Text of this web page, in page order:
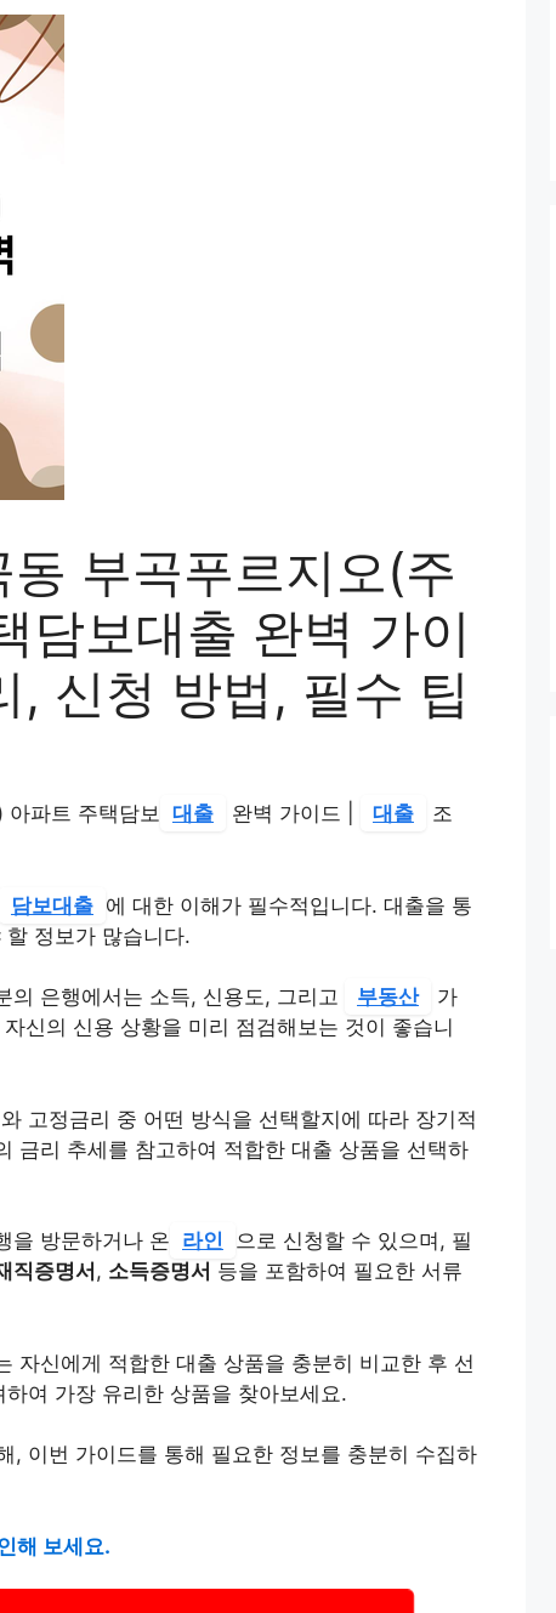
부곡푸르지오(주
담보대출 완벽 가이
신청 방법, 필수 팁
아파트 주택담보 대출 완벽 가이드 | 대출
조
담보대출 에 대한 이해가 필수적입니다. 대출을 통
정보가 많습니다.
의 은행에서는 소득, 신용도, 그리고 부동산
가
신의 신용 상황을 미리 점검해보는 것이 좋습니
고정금리 중 어떤 방식을 선택할지에 따라 장기적
금리 추세를 참고하여 적합한 대출 상품을 선택하
을 방문하거나 온 라인
으로 신청할 수 있으며, 필
직증명서 , 소득증명서 등을 포함하여 필요한 서류
자신에게 적합한 대출 상품을 충분히 비교한 후 선
여 가장 유리한 상품을 찾아보세요.
, 이번 가이드를 통해 필요한 정보를 충분히 수집하
해 보세요.